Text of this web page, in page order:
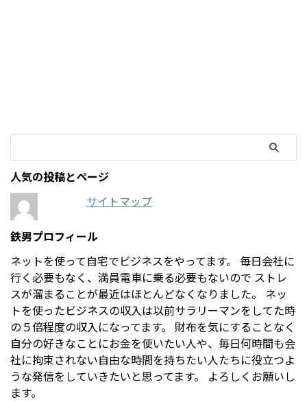
人気の投稿とページ
サイトマップ
鉄男プロフィール
ネットを使って自宅でビジネスをやってます。 毎日会社に
行く必要もなく、満員電車に乗る必要もないので ストレ
スが溜まることが最近はほとんどなくなりました。 ネッ
トを使ったビジネスの収入は以前サラリーマンをしてた時
の５倍程度の収入になってます。 財布を気にすることなく
自分の好きなことにお金を使いたい人や、毎日何時間も会
社に拘束されない自由な時間を持ちたい人たちに役立つよ
うな発信をしていきたいと思ってます。 よろしくお願いし
ます。